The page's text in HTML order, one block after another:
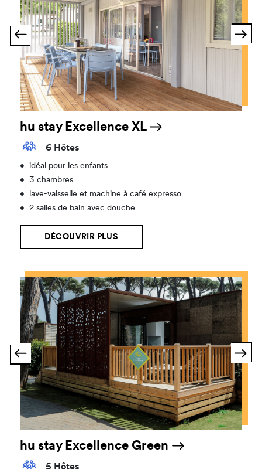
hu stay Excellence XL
6 Hôtes
•
idéal pour les enfants
•
3 chambres
•
lave-vaisselle et machine à café expresso
•
2 salles de bain avec douche
DÉCOUVRIR PLUS
hu stay Excellence Green
5 Hôtes